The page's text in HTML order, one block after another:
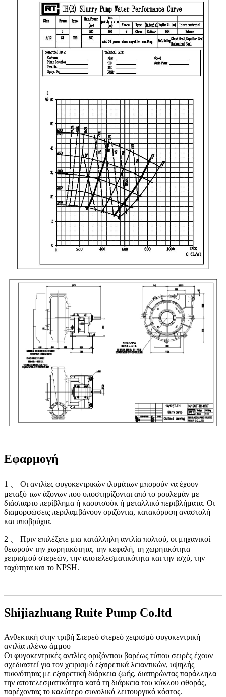
Εφαρμογή
1 、 Οι αντλίες φυγοκεντρικών ιλυμάτων μπορούν να έχουν
μεταξύ των άξονων που υποστηρίζονται από το ρουλεμάν με
διάσπαρτο περίβλημα ή καουτσούκ ή μεταλλικό περιβλήματα. Οι
διαμορφώσεις περιλαμβάνουν οριζόντια, κατακόρυφη αναστολή
και υποβρύχια.
2 、 Πριν επιλέξετε μια κατάλληλη αντλία πολτού, οι μηχανικοί
θεωρούν την χωρητικότητα, την κεφαλή, τη χωρητικότητα
χειρισμού στερεών, την αποτελεσματικότητα και την ισχύ, την
ταχύτητα και το NPSH.
Shijiazhuang Ruite Pump Co.ltd
Ανθεκτική στην τριβή Στερεό στερεό χειρισμό φυγοκεντρική
αντλία πλένω άμμου
Οι φυγοκεντρικές αντλίες οριζόντιου βαρέως τύπου σειρές έχουν
σχεδιαστεί για τον χειρισμό εξαιρετικά λειαντικών, υψηλής
πυκνότητας με εξαιρετική διάρκεια ζωής, διατηρώντας παράλληλα
την αποτελεσματικότητα κατά τη διάρκεια του κύκλου φθοράς,
παρέχοντας το καλύτερο συνολικό λειτουργικό κόστος.